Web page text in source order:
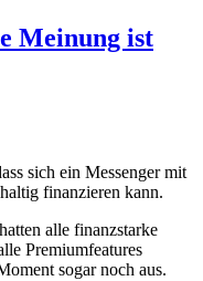
Meinung ist
sich ein Messenger mit
finanzieren kann.
alle finanzstarke
Premiumfeatures
sogar noch aus.